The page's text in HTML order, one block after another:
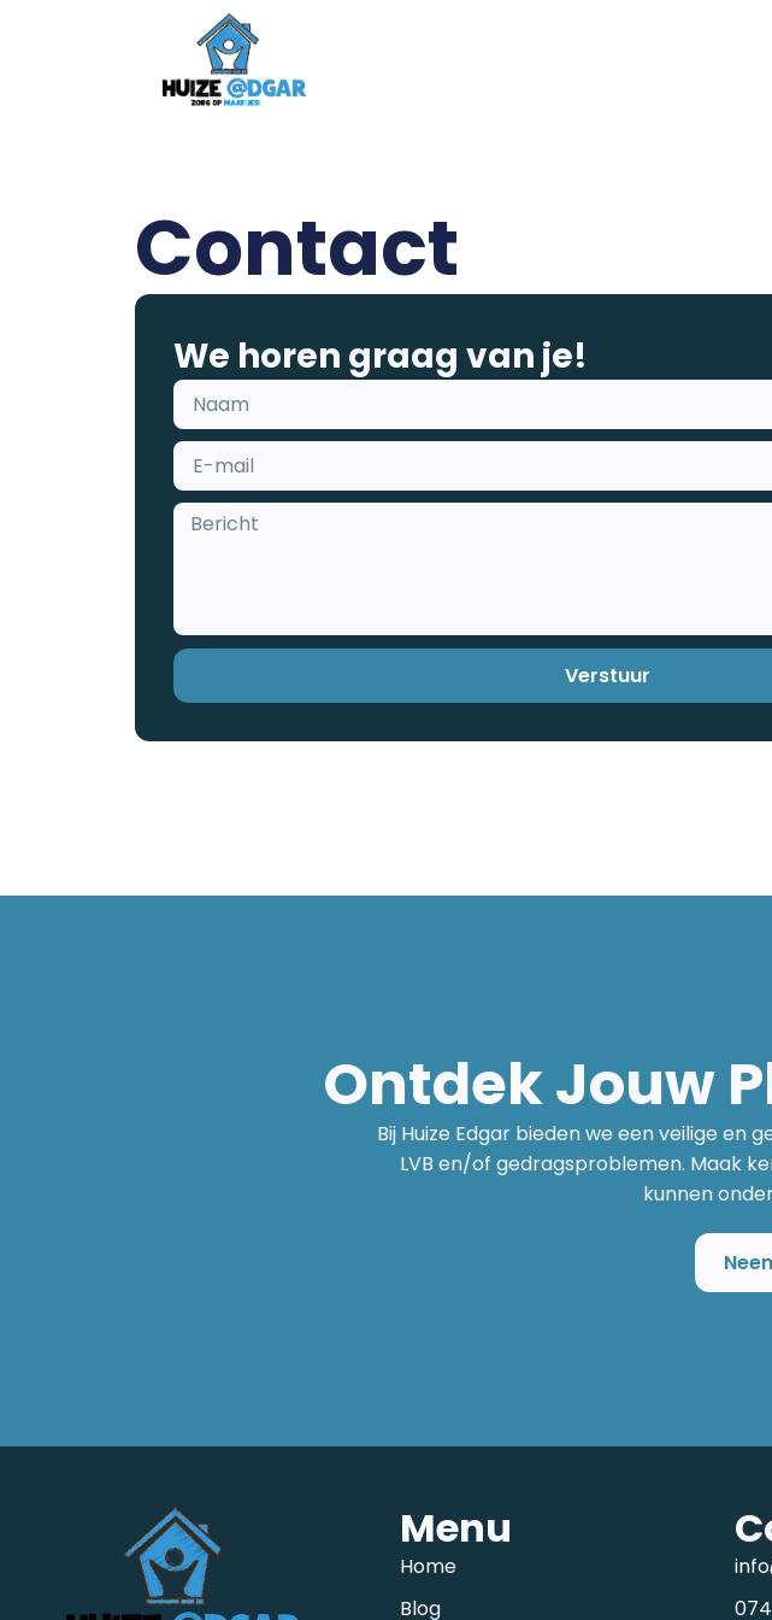
Contact
We horen graag van je!
Verstuur
Ontdek Jouw
Bij Huize Edgar bieden we een veilige
LVB en/of gedragsproblemen. Maak
kunnen
Menu
Home
Blog